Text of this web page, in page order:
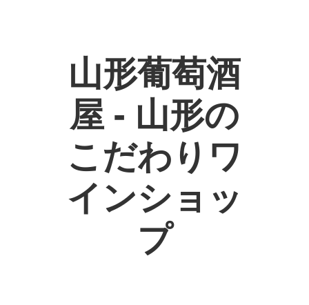
山形葡萄酒
屋 - 山形の
こだわりワ
インショッ
プ